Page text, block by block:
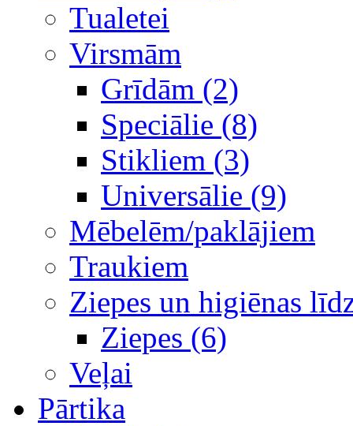
Tualetei
Virsmām
Grīdām (2)
Speciālie (8)
Stikliem (3)
Universālie (9)
Mēbelēm/paklājiem
Traukiem
Ziepes un higiēnas
Ziepes (6)
Veļai
Pārtika